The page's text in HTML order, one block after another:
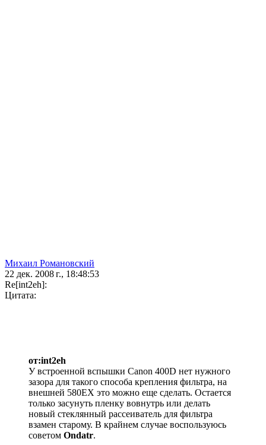
Михаил Романовский
22 дек. 2008 г., 18:48:53
Re[int2eh]:
Цитата:
от:int2eh
У встроенной вспышки Canon 400D нет нужного
зазора для такого способа крепления фильтра, на
внешней 580EX это можно еще сделать. Остается
только засунуть пленку вовнутрь или делать
новый стеклянный рассеиватель для фильтра
взамен старому. В крайнем случае воспользуюсь
советом Ondatr.